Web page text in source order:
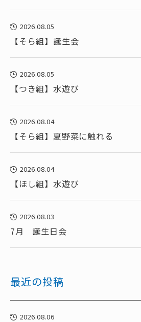
2026.08.05
【そら組】誕生会
2026.08.05
【つき組】水遊び
2026.08.04
【そら組】夏野菜に触れる
2026.08.04
【ほし組】水遊び
2026.08.03
7月 誕生日会
最近の投稿
2026.08.06